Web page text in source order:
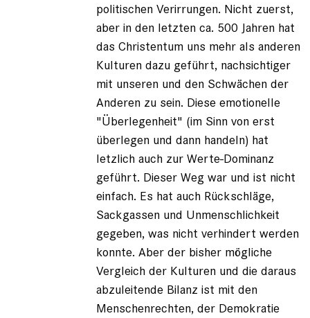
politischen Verirrungen. Nicht zuerst,
aber in den letzten ca. 500 Jahren hat
das Christentum uns mehr als anderen
Kulturen dazu geführt, nachsichtiger
mit unseren und den Schwächen der
Anderen zu sein. Diese emotionelle
"Überlegenheit" (im Sinn von erst
überlegen und dann handeln) hat
letzlich auch zur Werte-Dominanz
geführt. Dieser Weg war und ist nicht
einfach. Es hat auch Rückschläge,
Sackgassen und Unmenschlichkeit
gegeben, was nicht verhindert werden
konnte. Aber der bisher mögliche
Vergleich der Kulturen und die daraus
abzuleitende Bilanz ist mit den
Menschenrechten, der Demokratie